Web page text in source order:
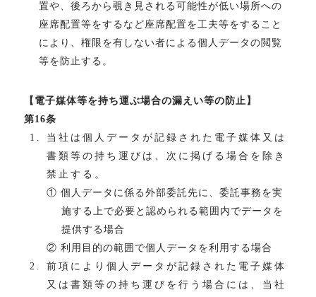
置や、後ろから覗き見される可能性が低い場所への
座席配置等をするなど座席配置を工夫等をすること
により、権限を有しない者による個人データの閲覧
等を防止する。
【電子媒体等を持ち運ぶ場合の漏えい等の防止】
第16条
当社は個人データが記録された電子媒体又は
書類等の持ち運びは、次に掲げる場合を除き
禁止する。
① 個人データに係る外部委託先に、委託事務を実
施する上で必要と認められる範囲内でデータを
提供する場合
② 利用目的の範囲で個人データを利用する場合
前項により個人データが記録された電子媒体
又は書類等の持ち運びを行う場合には、当社